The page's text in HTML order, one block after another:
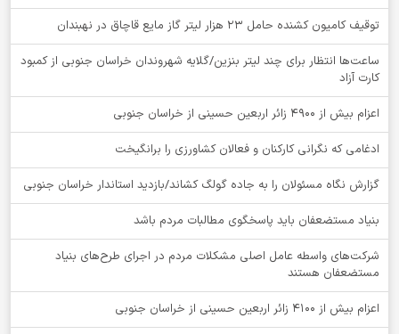
توقيف کامیون کشنده حامل 23 هزار لیتر گاز مایع قاچاق در نهبندان
ساعت‌ها انتظار برای چند لیتر بنزین/گلایه شهروندان خراسان جنوبی از کمبود
کارت آزاد
اعزام بیش از 4900 زائر اربعین حسینی از خراسان جنوبی
ادغامی که نگرانی کارکنان و فعالان کشاورزی را برانگیخت
گزارش نگاه مسئولان را به جاده گولگ کشاند/بازدید استاندار خراسان جنوبی
بنیاد مستضعفان باید پاسخگوی مطالبات مردم باشد
شرکت‌های واسطه عامل اصلی مشکلات مردم در اجرای طرح‌های بنیاد
مستضعفان هستند
اعزام بیش از 4100 زائر اربعین حسینی از خراسان جنوبی